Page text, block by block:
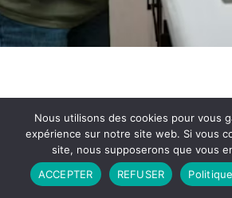
Partenariat Contact
Politique
CGU
Copyright © 2026 - Propulsé par
Nous utilisons des cookies pour vous
expérience sur notre site web. Si vous
site, nous supposerons que vous
ACCEPTER
REFUSER